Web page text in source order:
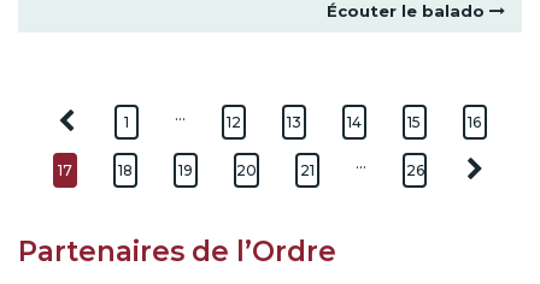
Écouter le balado
1 … 12 13 14 15 16
17 18 19 20 21 … 26
Partenaires de l’Ordre